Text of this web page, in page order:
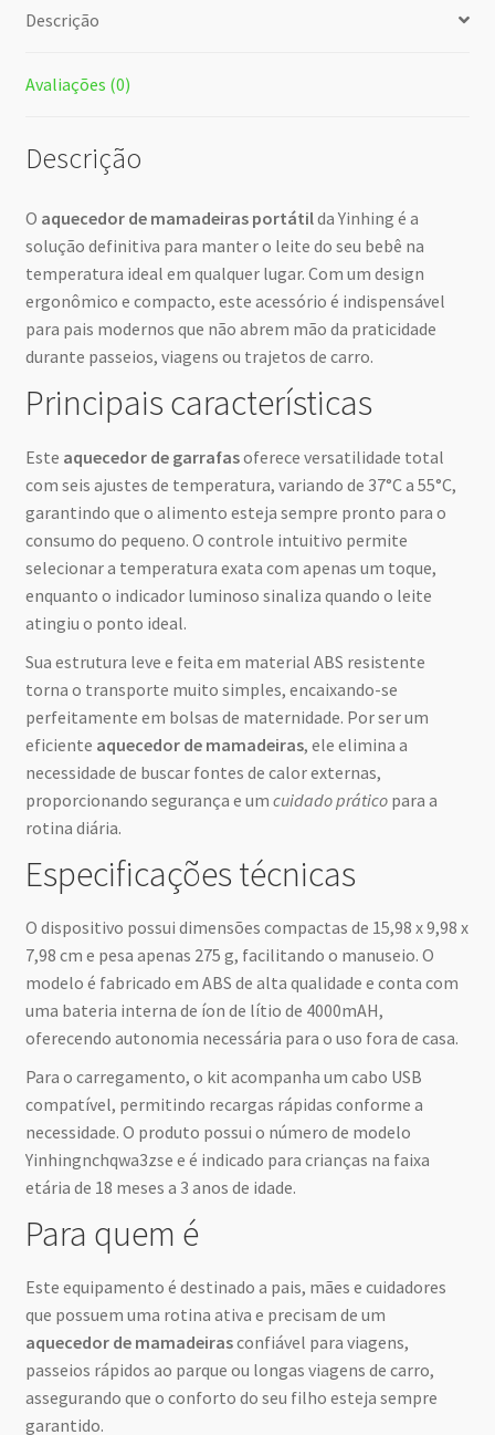
Descrição
Avaliações (0)
Descrição
O aquecedor de mamadeiras portátilda Yinhing é a
solução definitiva para manter o leite do seu bebê na
temperatura ideal em qualquer lugar. Com um design
ergonômico e compacto, este acessório é indispensável
para pais modernos que não abrem mão da praticidade
durante passeios, viagens ou trajetos de carro.
Principais características
Este aquecedor de garrafasoferece versatilidade total
com seis ajustes de temperatura, variando de 37°C a 55°C,
garantindo que o alimento esteja sempre pronto para o
consumo do pequeno. O controle intuitivo permite
selecionar a temperatura exata com apenas um toque,
enquanto o indicador luminoso sinaliza quando o leite
atingiu o ponto ideal.
Sua estrutura leve e feita em material ABS resistente
torna o transporte muito simples, encaixando-se
perfeitamente em bolsas de maternidade. Por ser um
eficiente aquecedor de mamadeiras, ele elimina a
necessidade de buscar fontes de calor externas,
proporcionando segurança e um cuidado práticopara a
rotina diária.
Especificações técnicas
O dispositivo possui dimensões compactas de 15,98 x 9,98 x
7,98 cm e pesa apenas 275 g, facilitando o manuseio. O
modelo é fabricado em ABS de alta qualidade e conta com
uma bateria interna de íon de lítio de 4000mAH,
oferecendo autonomia necessária para o uso fora de casa.
Para o carregamento, o kit acompanha um cabo USB
compatível, permitindo recargas rápidas conforme a
necessidade. O produto possui o número de modelo
Yinhingnchqwa3zse e é indicado para crianças na faixa
etária de 18 meses a 3 anos de idade.
Para quem é
Este equipamento é destinado a pais, mães e cuidadores
que possuem uma rotina ativa e precisam de um
aquecedor de mamadeirasconfiável para viagens,
passeios rápidos ao parque ou longas viagens de carro,
assegurando que o conforto do seu filho esteja sempre
garantido.